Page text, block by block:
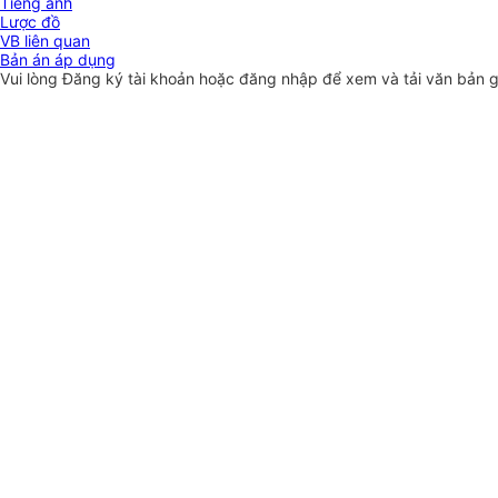
Lược đồ
VB liên quan
Bản án áp dụng
Vui lòngĐăng ký tài khoản hoặc đăng nhập để xem và tải văn bản